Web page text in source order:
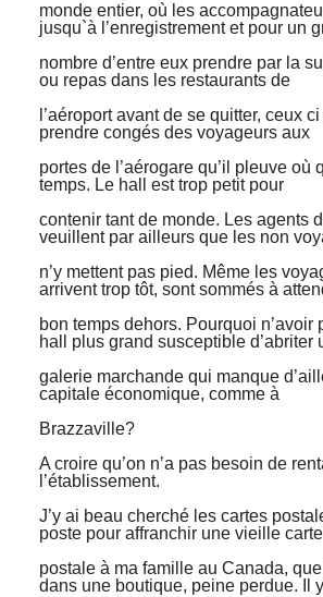
monde entier, où les
jusqu`à l’enregistrement et pour un
nombre d’entre eux prendre par la
ou repas dans les restaurants de
l’aéroport avant de se quitter, ceux
prendre congés des voyageurs aux
portes de l’aérogare qu’il pleuve où
temps. Le hall est trop petit pour
contenir tant de monde. Les agents
veuillent par ailleurs que les non
n’y mettent pas pied. Même les
arrivent trop tôt, sont sommés à
bon temps dehors. Pourquoi n’avoir
hall plus grand susceptible d’abriter
galerie marchande qui manque
capitale économique, comme à
Brazzaville?
A croire qu’on n’a pas besoin de
l’établissement.
J’y ai beau cherché les cartes
poste pour affranchir une vieille carte
postale à ma famille au Canada,
dans une boutique, peine perdue. Il